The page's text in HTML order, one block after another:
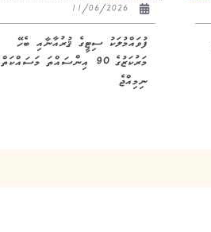
ފުވައްމުލަކު ސިޓީގެ ޤުރުއާނާއި ބެހޭ
މަރުކަޒުގެ 90 އިންސައްތަ މަސައްކަތް
ނިމިއްޖެ